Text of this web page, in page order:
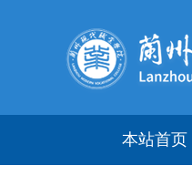
本站首页